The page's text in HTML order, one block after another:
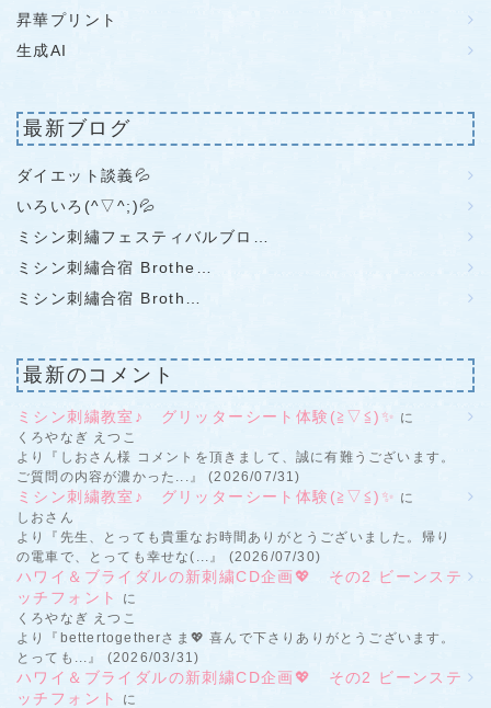
昇華プリント
生成AI
最新ブログ
ダイエット談義💦
いろいろ(^▽^;)💦
ミシン刺繡フェスティバルブロ…
ミシン刺繡合宿 Brothe…
ミシン刺繡合宿 Broth…
最新のコメント
ミシン刺繍教室♪ グリッターシート体験(≧▽≦)✨ に
くろやなぎ えつこ
より『しおさん様 コメントを頂きまして、誠に有難うございます。
ご質問の内容が濃かった...』 (2026/07/31)
ミシン刺繍教室♪ グリッターシート体験(≧▽≦)✨ に
しおさん
より『先生、とっても貴重なお時間ありがとうございました。帰り
の電車で、とっても幸せな(...』 (2026/07/30)
ハワイ＆ブライダルの新刺繍CD企画💖 その2 ビーンステ
ッチフォント
に
くろやなぎ えつこ
より『bettertogetherさま💖 喜んで下さりありがとうございます。
とっても...』 (2026/03/31)
ハワイ＆ブライダルの新刺繍CD企画💖 その2 ビーンステ
ッチフォント
に